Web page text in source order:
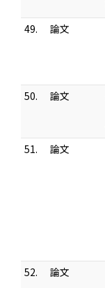
49.
論文
50.
論文
51.
論文
52. 論文